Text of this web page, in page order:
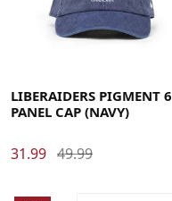
LIBERAIDERS PIGMENT 6
PANEL CAP (NAVY)
31.99 49.99